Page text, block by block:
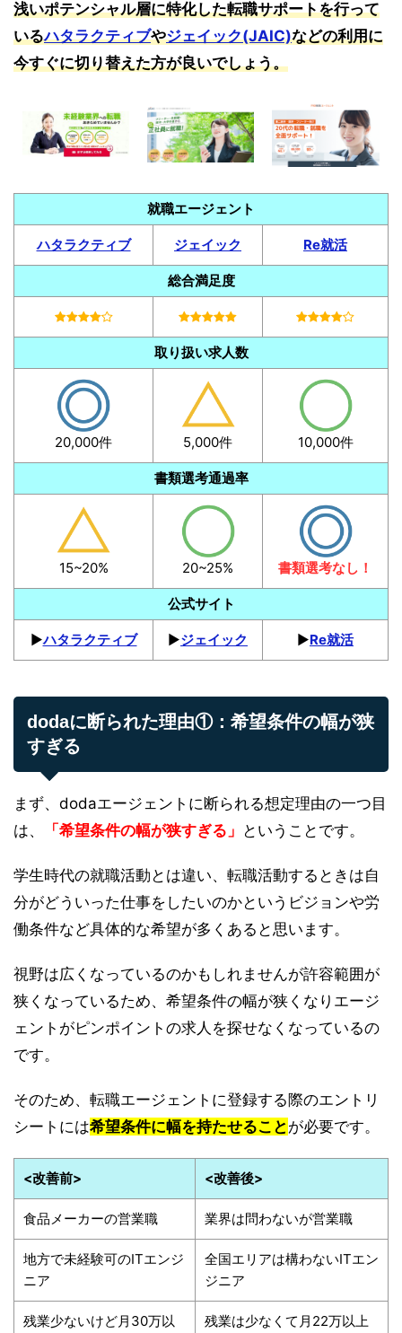
浅いポテンシャル層に特化した転職サポートを行って
いるハタラクティブやジェイック(JAIC)などの利用に
今すぐに切り替えた方が良いでしょう。
就職エージェント
ハタラクティブ ジェイック Re就活
総合満足度
取り扱い求人数
20,000件 5,000件 10,000件
書類選考通過率
15~20% 20~25% 書類選考なし！
公式サイト
▶︎ハタラクティブ ▶︎ジェイック ▶︎Re就活
dodaに断られた理由①：希望条件の幅が狭
すぎる
まず、dodaエージェントに断られる想定理由の一つ目
は、
「希望条件の幅が狭すぎる」 ということです。
学生時代の就職活動とは違い、転職活動するときは自
分がどういった仕事をしたいのかというビジョンや労
働条件など具体的な希望が多くあると思います。
視野は広くなっているのかもしれませんが許容範囲が
狭くなっているため、希望条件の幅が狭くなりエージ
ェントがピンポイントの求人を探せなくなっているの
です。
そのため、転職エージェントに登録する際のエントリ
シートには希望条件に幅を持たせることが必要です。
<改善前> <改善後>
食品メーカーの営業職 業界は問わないが営業職
地方で未経験可のITエンジ
ニア
全国エリアは構わないITエン
ジニア
残業少ないけど月30万以
残業は少なくて月22万以上